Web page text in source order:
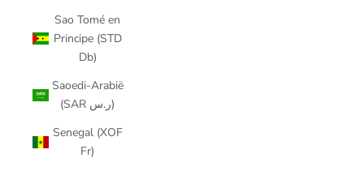
Sao Tomé en
Principe (STD
Db)
Saoedi-Arabië
(SAR ر.س)
Senegal (XOF
Fr)